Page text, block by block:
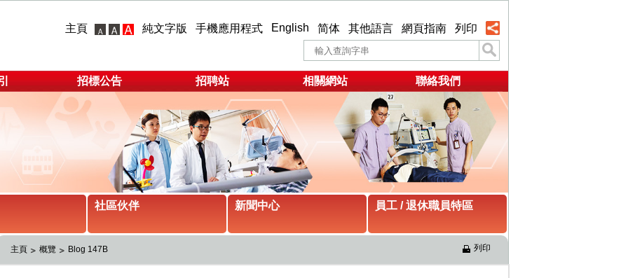
主頁 純文字版 手機應用程式 English 简体 其他語言 網頁指南 列印
招標公告 招聘站 相關網站 聯絡我們
社區伙伴 新聞中心 員工 / 退休職員特區
主頁 概覽 Blog 147B 列印